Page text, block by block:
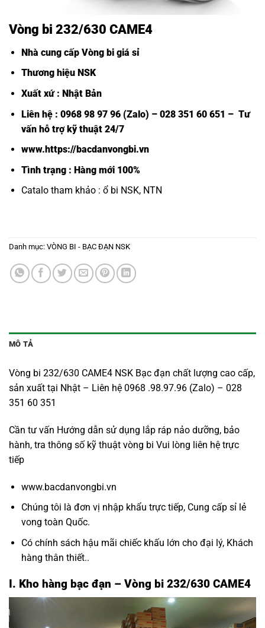
Vòng bi 232/630 CAME4
Nhà cung cấp Vòng bi giá sỉ
Thương hiệu NSK
Xuất xứ : Nhật Bản
Liên hệ : 0968 98 97 96 (Zalo) – 028 351 60 651 – Tư
vấn hỗ trợ kỹ thuật 24/7
www.https://bacdanvongbi.vn
Tình trạng : Hàng mới 100%
Catalo tham khảo : ổ bi NSK, NTN
Danh mục: VÒNG BI - BẠC ĐẠN NSK
MÔ TẢ
Vòng bi 232/630 CAME4 NSK Bạc đạn chất lượng cao cấp,
sản xuất tại Nhật – Liên hệ 0968 .98.97.96 (Zalo) – 028
351 60 351
Cần tư vấn Hướng dẫn sử dụng lắp ráp nảo dưỡng, bảo
hành, tra thông số kỹ thuật vòng bi Vui lòng liên hệ trực
tiếp
www.bacdanvongbi.vn
Chúng tôi là đơn vị nhập khẩu trực tiếp, Cung cấp sỉ lẻ
vong toàn Quốc.
Có chính sách hậu mãi chiếc khấu lớn cho đại lý, Khách
hàng thân thiết..
I. Kho hàng bạc đạn – Vòng bi 232/630 CAME4